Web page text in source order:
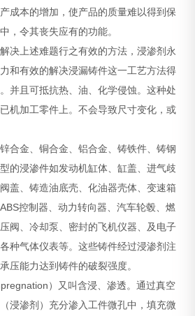
成本的增加，使产品的质量难以得到保
，令其丧失应有的功能。
上述难题行之有效的方法，浸渗剂永
和有效的解决浸漏铸件这一工艺方法得
并且可抵抗热、油、化学侵蚀。这种处
机加工零件上。不会导致尺寸变化，或
金、铜合金、铝合金、铸铁件、铸钢
的浸渗件如发动机缸体、缸盖、进气歧
盖、铸造油底壳、化油器壳体、变速箱
控制器、动力转向器、汽车轮毂、燃
阀、冷却泵、密封的飞机仪器、及电子
种气体仪表等。这些铸件经过浸渗剂注
压能力达到铸件的破裂强度。
）又叫含浸、渗透。通过真空
浸渗剂）充分渗入工件微孔中，填充微